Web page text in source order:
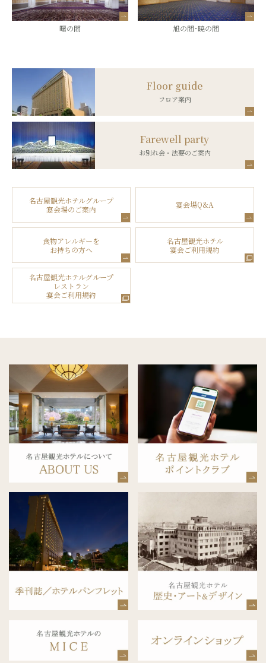
曙の間 旭の間･暁の間
Floor guide
フロア案内
Farewell party
お別れ会・法要のご案内
名古屋観光ホテルグループ
宴会場のご案内
宴会場Q&A
食物アレルギーを
お持ちの方へ
名古屋観光ホテル
宴会ご利用規約
名古屋観光ホテルグループ
レストラン
宴会ご利用規約